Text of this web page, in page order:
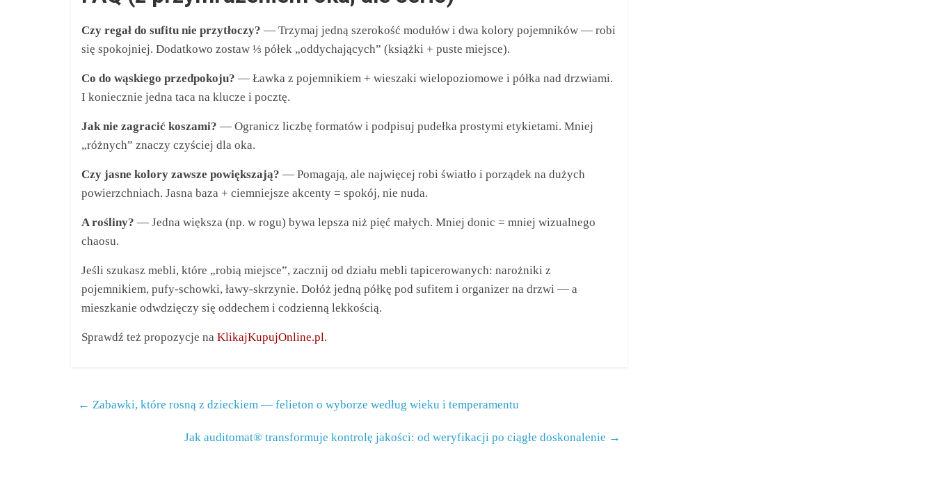
Czy regał do sufitu nie przytłoczy? — Trzymaj jedną szerokość modułów i dwa kolory pojemników — robi
się spokojniej. Dodatkowo zostaw ⅓ półek „oddychających” (książki + puste miejsce).
Co do wąskiego przedpokoju? — Ławka z pojemnikiem + wieszaki wielopoziomowe i półka nad drzwiami.
I koniecznie jedna taca na klucze i pocztę.
Jak nie zagracić koszami? — Ogranicz liczbę formatów i podpisuj pudełka prostymi etykietami. Mniej
„różnych” znaczy czyściej dla oka.
Czy jasne kolory zawsze powiększają? — Pomagają, ale najwięcej robi światło i porządek na dużych
powierzchniach. Jasna baza + ciemniejsze akcenty = spokój, nie nuda.
A rośliny? — Jedna większa (np. w rogu) bywa lepsza niż pięć małych. Mniej donic = mniej wizualnego
chaosu.
Jeśli szukasz mebli, które „robią miejsce”, zacznij od działu mebli tapicerowanych: narożniki z
pojemnikiem, pufy‑schowki, ławy‑skrzynie. Dołóż jedną półkę pod sufitem i organizer na drzwi — a
mieszkanie odwdzięczy się oddechem i codzienną lekkością.
Sprawdź też propozycje na KlikajKupujOnline.pl.
← Zabawki, które rosną z dzieckiem — felieton o wyborze według wieku i temperamentu
Jak auditomat® transformuje kontrolę jakości: od weryfikacji po ciągłe doskonalenie →